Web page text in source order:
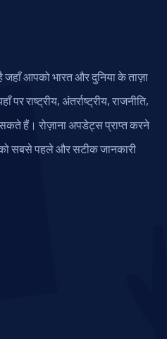
आपको भारत और दुनिया के ताज़ा
राष्ट्रीय, अंतर्राष्ट्रीय, राजनीति,
हैं। रोज़ाना अपडेट्स प्राप्त करने
सबसे पहले और सटीक जानकारी